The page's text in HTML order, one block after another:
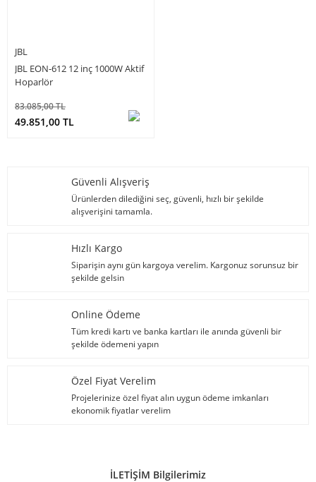
JBL
JBL EON-612 12 inç 1000W Aktif
Hoparlör
83.085,00 TL
49.851,00 TL
Güvenli Alışveriş
Ürünlerden dilediğini seç, güvenli, hızlı bir şekilde
alışverişini tamamla.
Hızlı Kargo
Siparişin aynı gün kargoya verelim. Kargonuz sorunsuz bir
şekilde gelsin
Online Ödeme
Tüm kredi kartı ve banka kartları ile anında güvenli bir
şekilde ödemeni yapın
Özel Fiyat Verelim
Projelerinize özel fiyat alın uygun ödeme imkanları
ekonomik fiyatlar verelim
İLETİŞİM Bilgilerimiz